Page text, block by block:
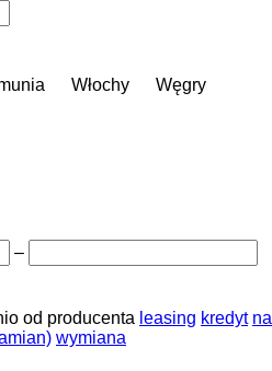
Włochy
Węgry
–
od producenta leasing kredyt na
wymiana